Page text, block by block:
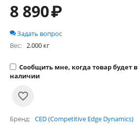
8 890₽
Задать вопрос
Вес: 2.000 кг
Сообщить мне, когда товар будет в
наличии
Бренд CED (Competitive Edge Dynamics)